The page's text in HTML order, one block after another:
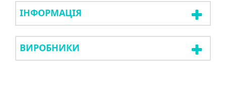
ІНФОРМАЦІЯ
ВИРОБНИКИ